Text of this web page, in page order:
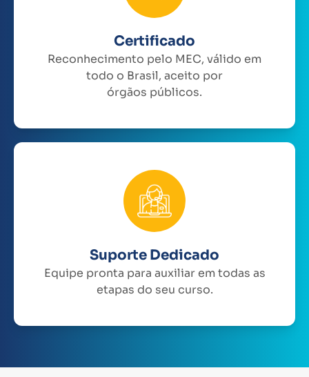
Certificado
Reconhecimento pelo MEC, válido em
todo o Brasil, aceito por
órgãos públicos.
Suporte Dedicado
Equipe pronta para auxiliar em todas as
etapas do seu curso.